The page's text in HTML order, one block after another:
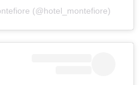
(@hotel_montefiore)